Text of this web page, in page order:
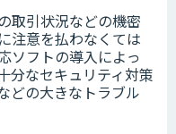
取引状況などの機密
注意を払わなくては
ソフトの導入によっ
分なセキュリティ対策
どの大きなトラブル